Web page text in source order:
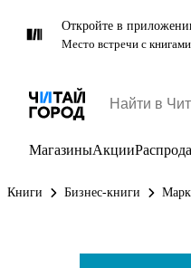
Откройте в
Место встречи с книгами
МагазиныАкции
Книги Бизнес-книги